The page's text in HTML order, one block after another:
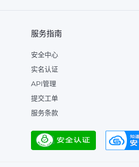
服务指南
安全中心
实名认证
API管理
提交工单
服务条款